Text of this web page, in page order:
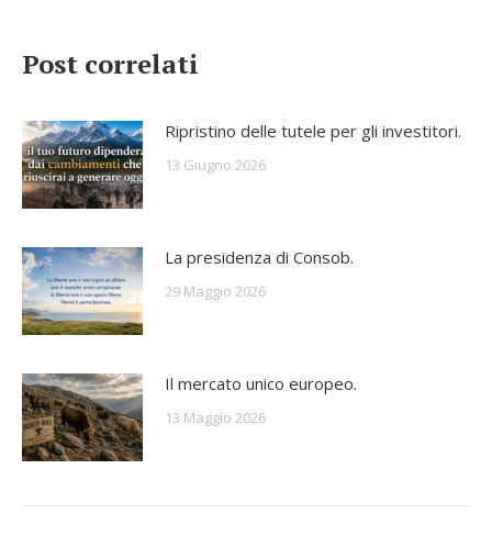
Post correlati
Ripristino delle tutele per gli investitori.
13 Giugno 2026
La presidenza di Consob.
29 Maggio 2026
Il mercato unico europeo.
13 Maggio 2026